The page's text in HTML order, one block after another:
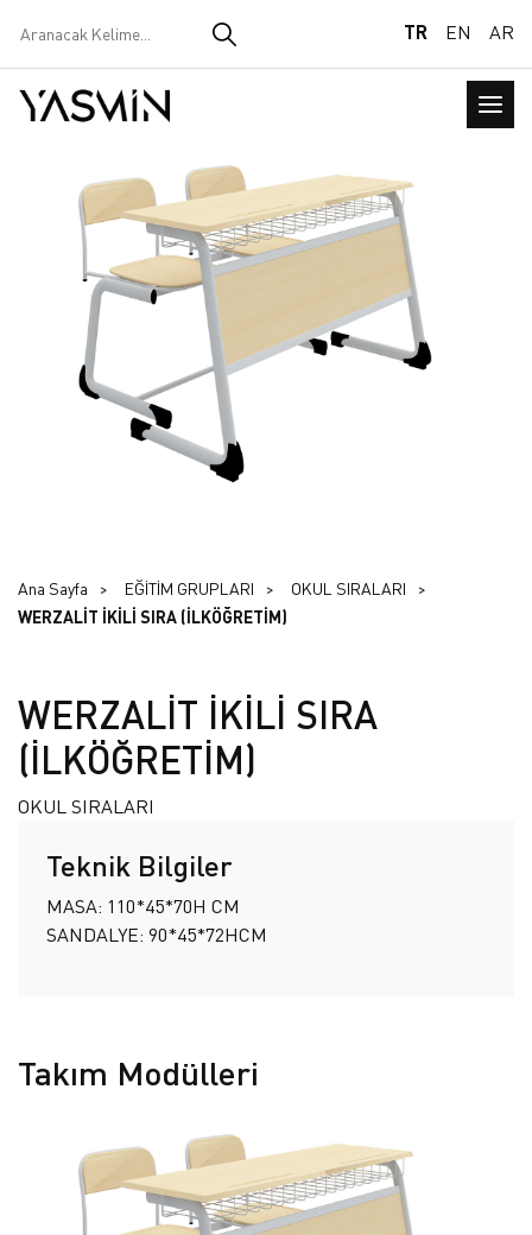
TR EN AR
Ana Sayfa EĞİTİM GRUPLARI
OKUL SIRALARI
WERZALİT İKİLİ SIRA (İLKÖĞRETİM)
WERZALİT İKİLİ SIRA
(İLKÖĞRETİM)
OKUL SIRALARI
Teknik Bilgiler
MASA: 110*45*70H CM
SANDALYE: 90*45*72HCM
Takım Modülleri